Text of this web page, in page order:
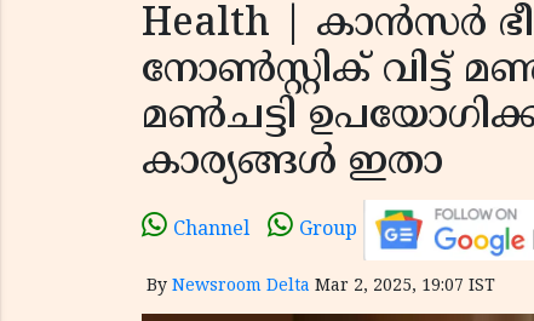
Health | കാൻസർ
നോൺസ്റ്റിക് വിട്ട്
മൺചട്ടി
കാര്യങ്ങൾ ഇതാ
Channel Group
By Newsroom Delta Mar 2, 2025, 19:07 IST